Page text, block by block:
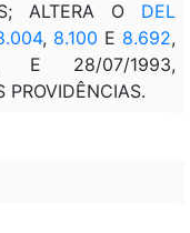
ALTERA O DEL
, 8.100 E 8.692,
E 28/07/1993,
PROVIDÊNCIAS.